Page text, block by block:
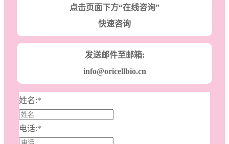
点击页面下方“在线咨询”
快速咨询
发送邮件至邮箱:
info@oricellbio.cn
姓名:*
电话:*